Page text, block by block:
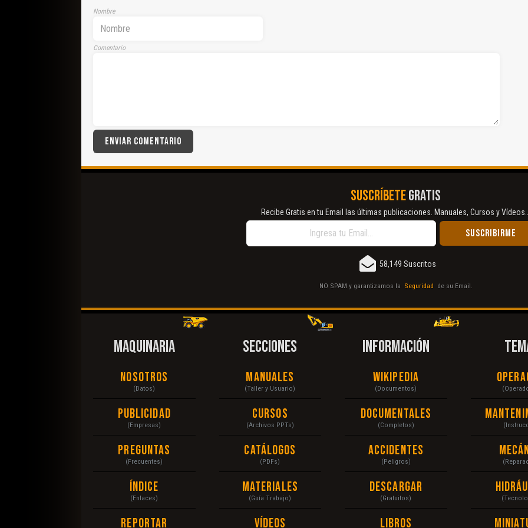
Nombre
Comentario
SUSCRÍBETEGRATIS
Recibe Gratis en tu Email las últimas publicaciones. Manuales, Cursos y
58,149 Suscritos
NO SPAM y garantizamos la Seguridad de su Email.
MAQUINARIA
Nosotros
(Datos)
Publicidad
(Empresas)
Preguntas
(Frecuentes)
Índice
(Enlaces)
Reportar
SECCIONES
Manuales
(Taller y Usuario)
Cursos
(Archivos PPTs)
Catálogos
(PDFs)
Materiales
(Guía Trabajo)
Vídeos
INFORMACIÓN
Wikipedia
(Documentos)
Documentales
(Completos)
Accidentes
(Peligros)
Descargar
(Gratuitos)
Libros